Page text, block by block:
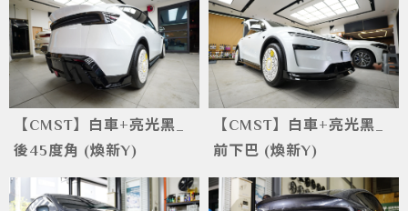
【CMST】白車+亮光黑_
後45度角 (煥新Y)
【CMST】白車+亮光黑_
前下巴 (煥新Y)